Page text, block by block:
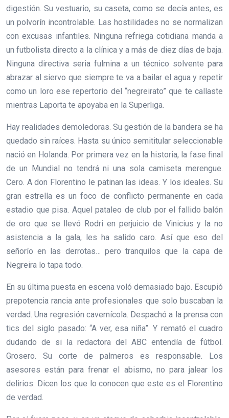
digestión. Su vestuario, su caseta, como se decía antes, es
un polvorín incontrolable. Las hostilidades no se normalizan
con excusas infantiles. Ninguna refriega cotidiana manda a
un futbolista directo a la clínica y a más de diez días de baja.
Ninguna directiva seria fulmina a un técnico solvente para
abrazar al siervo que siempre te va a bailar el agua y repetir
como un loro ese repertorio del “negreirato” que te callaste
mientras Laporta te apoyaba en la Superliga.
Hay realidades demoledoras. Su gestión de la bandera se ha
quedado sin raíces. Hasta su único semititular seleccionable
nació en Holanda. Por primera vez en la historia, la fase final
de un Mundial no tendrá ni una sola camiseta merengue.
Cero. A don Florentino le patinan las ideas. Y los ideales. Su
gran estrella es un foco de conflicto permanente en cada
estadio que pisa. Aquel pataleo de club por el fallido balón
de oro que se llevó Rodri en perjuicio de Vinicius y la no
asistencia a la gala, les ha salido caro. Así que eso del
señorío en las derrotas… pero tranquilos que la capa de
Negreira lo tapa todo.
En su última puesta en escena voló demasiado bajo. Escupió
prepotencia rancia ante profesionales que solo buscaban la
verdad. Una regresión cavernícola. Despachó a la prensa con
tics del siglo pasado: “A ver, esa niña”. Y remató el cuadro
dudando de si la redactora del ABC entendía de fútbol.
Grosero. Su corte de palmeros es responsable. Los
asesores están para frenar el abismo, no para jalear los
delirios. Dicen los que lo conocen que este es el Florentino
de verdad.